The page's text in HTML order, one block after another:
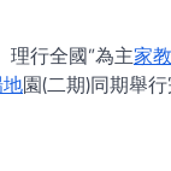
理行全國”為主家教
園(二期)同期舉